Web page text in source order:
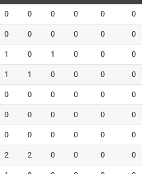
0 0 0 0 0 0
0 0 0 0 0 0
1 0 1 0 0 0
1 1 0 0 0 0
0 0 0 0 0 0
0 0 0 0 0 0
0 0 0 0 0 0
2 2 0 0 0 0